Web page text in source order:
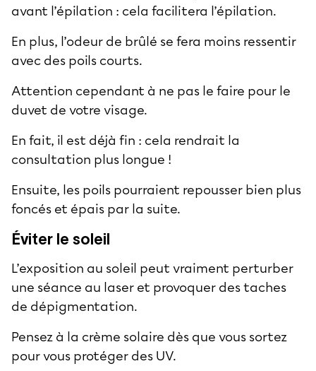
avant l’épilation : cela facilitera l’épilation.
En plus, l’odeur de brûlé se fera moins ressentir
avec des poils courts.
Attention cependant à ne pas le faire pour le
duvet de votre visage.
En fait, il est déjà fin : cela rendrait la
consultation plus longue !
Ensuite, les poils pourraient repousser bien plus
foncés et épais par la suite.
Éviter le soleil
L’exposition au soleil peut vraiment perturber
une séance au laser et provoquer des taches
de dépigmentation.
Pensez à la crème solaire dès que vous sortez
pour vous protéger des UV.